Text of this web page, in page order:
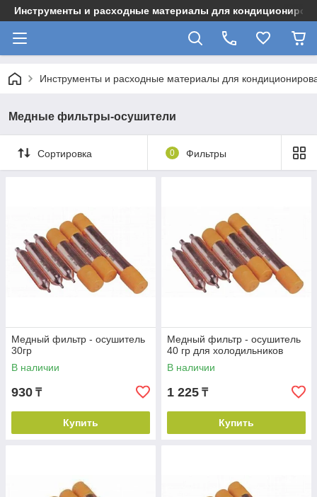
Инструменты и расходные материалы для
Инструменты и расходные материалы для
Медные фильтры-осушители
Сортировка 0 Фильтры
Медный фильтр - осушитель
30гр
В наличии
930 ₸
Купить
Медный фильтр - осушитель
40 гр для холодильников
В наличии
1 225 ₸
Купить